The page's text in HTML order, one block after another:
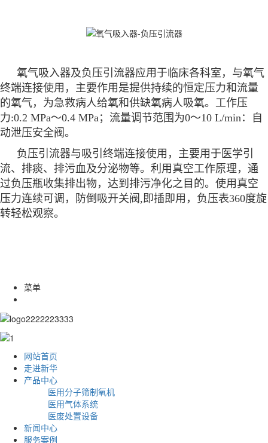
氧气吸入器及负压引流器应用于临床各科室，与氧气
终端连接使用，主要作用是提供持续的恒定压力和流量
的氧气，为急救病人给氧和供缺氧病人吸氧。工作压
力:0.2 MPa～0.4 MPa；流量调节范围为0～10 L/min：自
动泄压安全阀。
负压引流器与吸引终端连接使用，主要用于医学引
流、排痰、排污血及分泌物等。利用真空工作原理，通
过负压瓶收集排出物，达到排污净化之目的。使用真空
压力连续可调，防倒吸开关阀,即插即用，负压表360度旋
转轻松观察。
菜单
网站首页
走进新华
产品中心
医用分子筛制氧机
医用气体系统
医废处置设备
新闻中心
服务案例